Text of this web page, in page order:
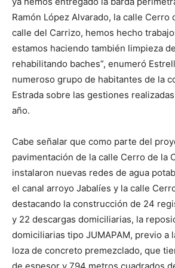
Ramón López Alvarado, la calle Cerro
calle del Carrizo, hemos hecho
estamos haciendo también limpieza
rehabilitando baches”, enumeró
numeroso grupo de habitantes de la
Estrada sobre las gestiones
año.
Cabe señalar que como parte del
pavimentación de la calle Cerro de la
instalaron nuevas redes de agua
el canal arroyo Jabalíes y la calle
destacando la construcción de 24
y 22 descargas domiciliarias, la
domiciliarias tipo JUMAPAM, previo a
loza de concreto premezclado, que